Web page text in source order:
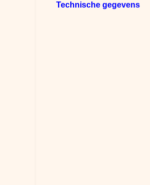
Technische gegevens